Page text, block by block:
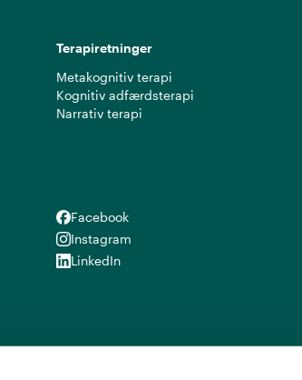
Terapiretninger
Metakognitiv terapi
Kognitiv adfærdsterapi
Narrativ terapi
Facebook
Facebook
Instagram
Instagram
LinkedIn
LinkedIn